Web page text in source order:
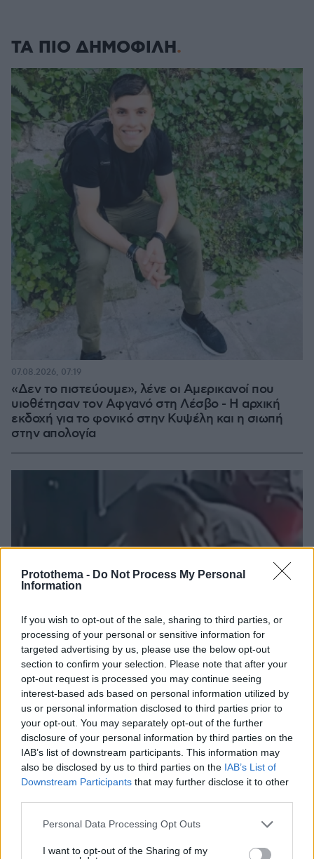
Protothema - Do Not Process My Personal
Information
If you wish to opt-out of the sale, sharing to third parties, or
processing of your personal or sensitive information for
targeted advertising by us, please use the below opt-out
section to confirm your selection. Please note that after your
opt-out request is processed you may continue seeing
interest-based ads based on personal information utilized by
us or personal information disclosed to third parties prior to
your opt-out. You may separately opt-out of the further
disclosure of your personal information by third parties on the
IAB’s list of downstream participants. This information may
also be disclosed by us to third parties on the IAB’s List of
Downstream Participants that may further disclose it to other
Please note that this website/app uses one or more Google
not limited to your visit or usage behaviour. You may click to
Personal Data Processing Opt Outs
I want to opt-out of the Sharing of my
ΤΑ ΠΙΟ ΔΗΜΟΦΙΛΗ
«Δεν το πιστεύουμε», λένε οι Αμερικανοί που
υιοθέτησαν τον Αφγανό στη Λέσβο - Η αρχική
εκδοχή για το φονικό στην Κυψέλη και η σιωπή
στην απολογία
07.08.2026, 07:19
Οργή στο Περού για το βίντεο της σεξουαλικής
επίθεσης μαέστρου σε 26χρονη τραγουδίστρια:
«Σιγά-σιγά θα το ξεπεράσεις» της έλεγαν από τη